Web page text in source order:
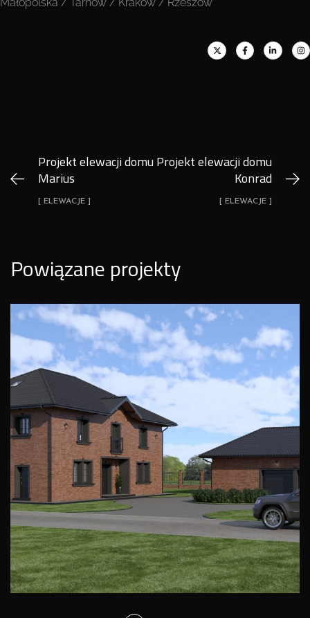
Projekt elewacji domu
Marius
[ ELEWACJE ]
Projekt elewacji domu
Konrad
[ ELEWACJE ]
Powiązane projekty
Projekt elewacji domu Konrad
ELEWACJE